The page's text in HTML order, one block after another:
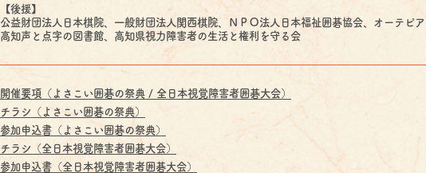
【後援】
公益財団法人日本棋院、一般財団法人関西棋院、ＮＰＯ法人日本福祉囲碁協会、オーテピア
高知声と点字の図書館、高知県視力障害者の生活と権利を守る会
開催要項（よさこい囲碁の祭典 / 全日本視覚障害者囲碁大会）
チラシ（よさこい囲碁の祭典）
参加申込書（よさこい囲碁の祭典）
チラシ（全日本視覚障害者囲碁大会）
参加申込書（全日本視覚障害者囲碁大会）